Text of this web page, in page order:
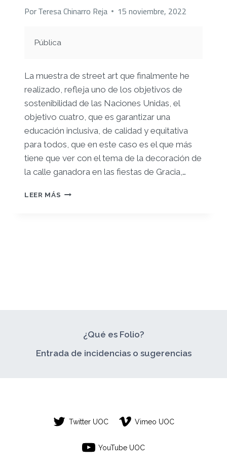
PorTeresa Chinarro Reja 15 noviembre, 2022
Pública
La muestra de street art que finalmente he
realizado, refleja uno de los objetivos de
sostenibilidad de las Naciones Unidas, el
objetivo cuatro, que es garantizar una
educación inclusiva, de calidad y equitativa
para todos, que en este caso es el que más
tiene que ver con el tema de la decoración de
la calle ganadora en las fiestas de Gracia, …
LEER MÁS PEC
¿Qué es Folio?
Entrada de incidencias o sugerencias
Twitter UOC Vimeo UOC
YouTube UOC